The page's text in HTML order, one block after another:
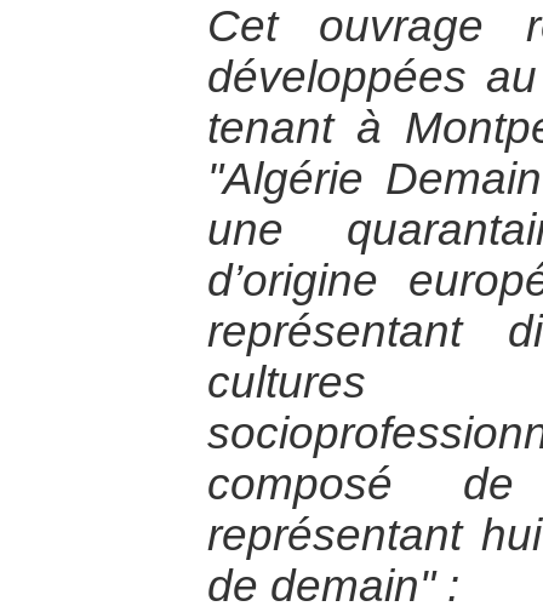
Cet ouvrage
développées
tenant à
"Algérie
une
d’origine
représentant
composé
représentant
de demain" :